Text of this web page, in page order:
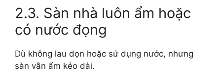
2.3. Sàn nhà luôn ẩm hoặc
có nước đọng
Dù không lau dọn hoặc sử dụng nước, nhưng
sàn vẫn ẩm kéo dài.